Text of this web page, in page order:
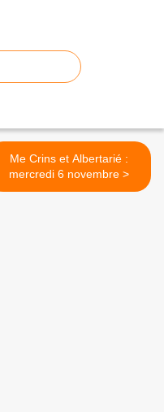
Me Crins et Albertarié :
mercredi 6 novembre >